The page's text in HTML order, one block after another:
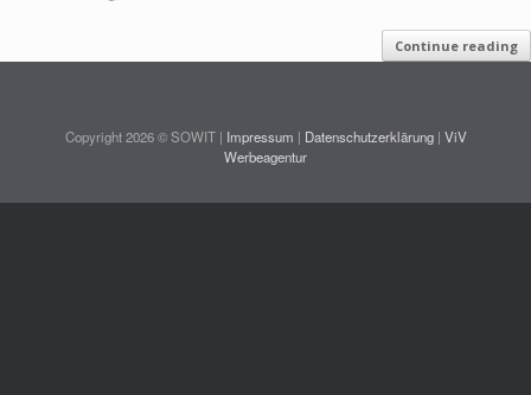
Continue reading
Copyright 2026 © SOWIT | Impressum | Datenschutzerklärung| ViV
Werbeagentur